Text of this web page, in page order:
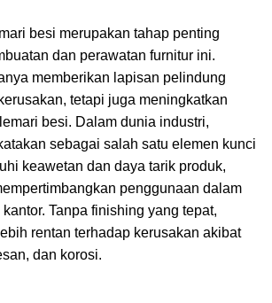
besi merupakan tahap penting
dan perawatan furnitur ini.
memberikan lapisan pelindung
tetapi juga meningkatkan
besi. Dalam dunia industri,
sebagai salah satu elemen kunci
keawetan dan daya tarik produk,
penggunaan dalam
Tanpa finishing yang tepat,
rentan terhadap kerusakan akibat
dan korosi.